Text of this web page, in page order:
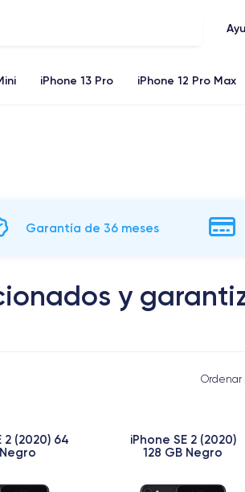
iPhone 13 Pro iPhone 12 Pro Max
Garantía de 36 meses
y
Ordenar
2 (2020) 64
iPhone SE 2 (2020)
128 GB Negro